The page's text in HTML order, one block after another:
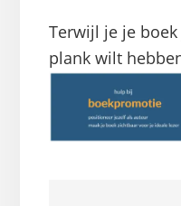
Terwijl je je
plank wilt